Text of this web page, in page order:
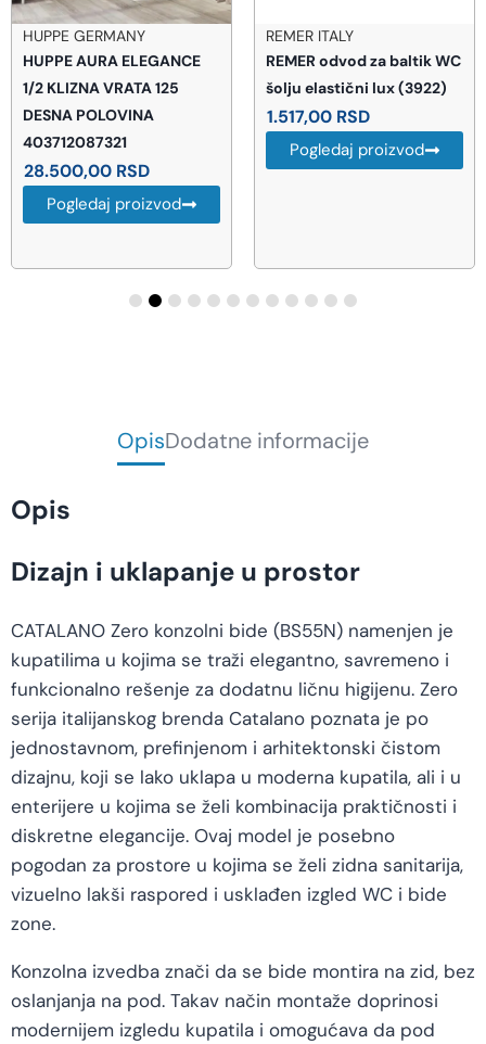
HUPPE GERMANY
HUPPE AURA ELEGANCE
1/2 KLIZNA VRATA 125
DESNA POLOVINA
403712087321
28.500,00 RSD
Pogledaj proizvod
REMER ITALY
REMER odvod za baltik WC
šolju elastični lux (3922)
1.517,00 RSD
Pogledaj proizvod
OpisDodatne informacije
Opis
Dizajn i uklapanje u prostor
CATALANO Zero konzolni bide (BS55N) namenjen je
kupatilima u kojima se traži elegantno, savremeno i
funkcionalno rešenje za dodatnu ličnu higijenu. Zero
serija italijanskog brenda Catalano poznata je po
jednostavnom, prefinjenom i arhitektonski čistom
dizajnu, koji se lako uklapa u moderna kupatila, ali i u
enterijere u kojima se želi kombinacija praktičnosti i
diskretne elegancije. Ovaj model je posebno
pogodan za prostore u kojima se želi zidna sanitarija,
vizuelno lakši raspored i usklađen izgled WC i bide
zone.
Konzolna izvedba znači da se bide montira na zid, bez
oslanjanja na pod. Takav način montaže doprinosi
modernijem izgledu kupatila i omogućava da pod